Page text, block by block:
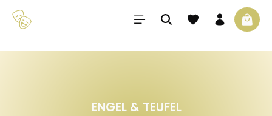
Zum Hauptinhalt springen Du hast 0 Produkte
ENGEL & TEUFEL